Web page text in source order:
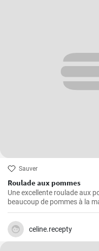
Sauver
Roulade aux pommes
Une excellente roulade aux
beaucoup de pommes à la
rapide et facile qui plait
celine.recepty